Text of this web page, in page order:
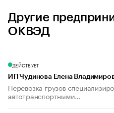
Другие
ОКВЭД
ДЕЙСТВУЕТ
ИП Чудинова Елена
Перевозка грузов
автотранспортными...